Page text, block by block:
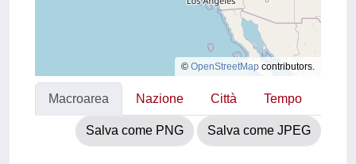
© OpenStreetMap contributors.
Macroarea Nazione Città Tempo
Salva come PNG Salva come JPEG